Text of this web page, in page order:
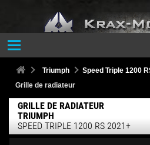
Triumph Speed Triple 1200
Grille de radiateur
GRILLE DE RADIATEUR
TRIUMPH
SPEED TRIPLE 1200 RS 2021+